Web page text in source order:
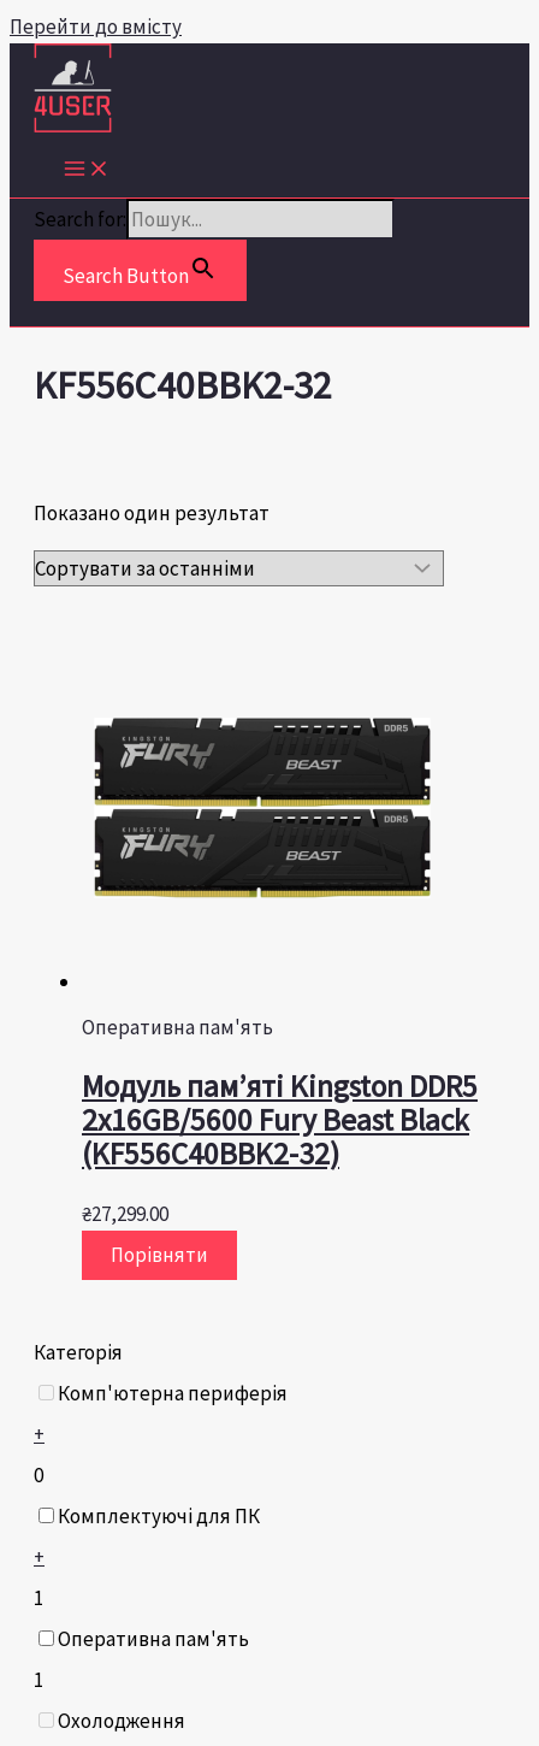
Перейти до вмісту
Search for:
Search Button
Категорія
Комп'ютерна периферія
+
0
Комплектуючі для ПК
+
1
Оперативна пам'ять
1
Охолодження
KF556C40BBK2-32
Показано один результат
Оперативна пам'ять
Модуль пам’яті Kingston DDR5
2x16GB/5600 Fury Beast Black
(KF556C40BBK2-32)
₴27,299.00
Порівняти